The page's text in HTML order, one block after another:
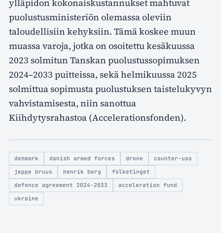
ylläpidon kokonaiskustannukset mahtuvat
puolustusministeriön olemassa oleviin
taloudellisiin kehyksiin. Tämä koskee muun
muassa varoja, jotka on osoitettu kesäkuussa
2023 solmitun Tanskan puolustussopimuksen
2024–2033 puitteissa, sekä helmikuussa 2025
solmittua sopimusta puolustuksen taistelukyvyn
vahvistamisesta, niin sanottua
Kiihdytysrahastoa (Accelerationsfonden).
denmark danish armed forces drone
counter-uas
jeppe bruus
henrik berg
folketinget
defence agreement 2024-2033
acceleration fund
ukraine